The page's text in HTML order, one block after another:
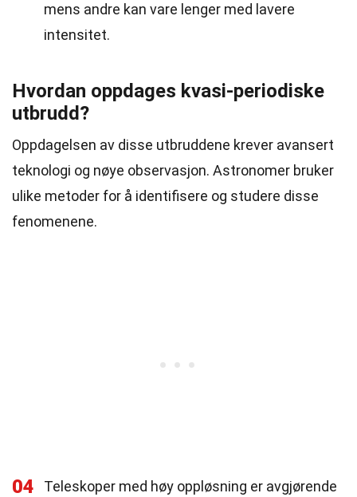
mens andre kan vare lenger med lavere
intensitet.
Hvordan oppdages kvasi-periodiske
utbrudd?
Oppdagelsen av disse utbruddene krever avansert
teknologi og nøye observasjon. Astronomer bruker
ulike metoder for å identifisere og studere disse
fenomenene.
04
Teleskoper med høy oppløsning er avgjørende